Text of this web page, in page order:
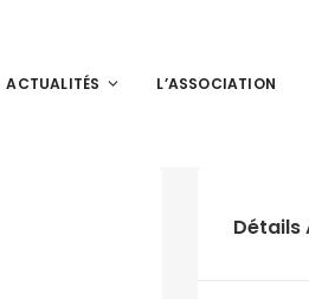
ACTUALITÉS L’ASSOCIATION
Détails